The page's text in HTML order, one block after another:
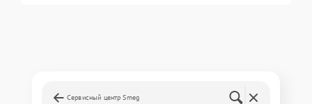
Сервисный центр Smeg